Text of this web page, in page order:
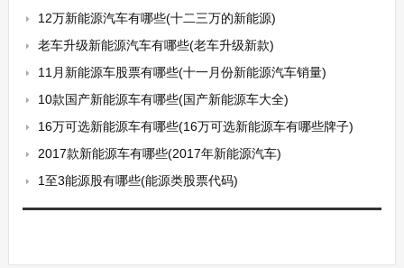
12万新能源汽车有哪些(十二三万的新能源)
老车升级新能源汽车有哪些(老车升级新款)
11月新能源车股票有哪些(十一月份新能源汽车销量)
10款国产新能源车有哪些(国产新能源车大全)
16万可选新能源车有哪些(16万可选新能源车有哪些牌子)
2017款新能源车有哪些(2017年新能源汽车)
1至3能源股有哪些(能源类股票代码)